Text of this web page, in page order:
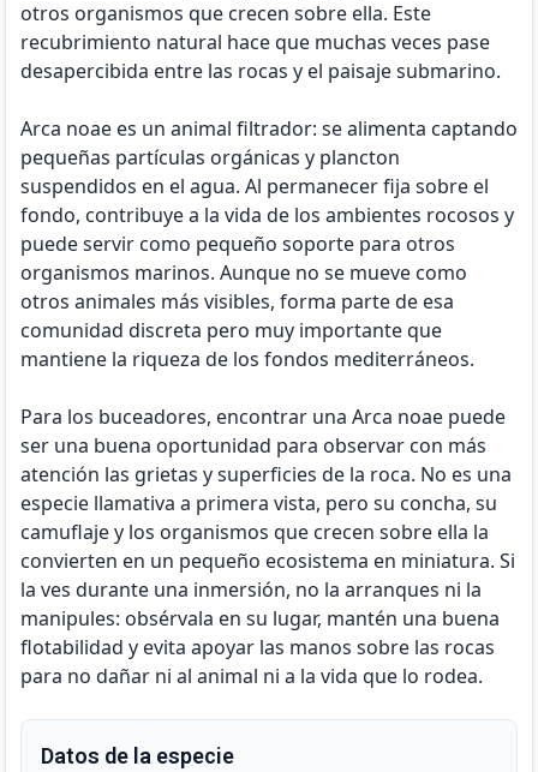
otros organismos que crecen sobre ella. Este
recubrimiento natural hace que muchas veces pase
desapercibida entre las rocas y el paisaje submarino.
Arca noae es un animal filtrador: se alimenta captando
pequeñas partículas orgánicas y plancton
suspendidos en el agua. Al permanecer fija sobre el
fondo, contribuye a la vida de los ambientes rocosos y
puede servir como pequeño soporte para otros
organismos marinos. Aunque no se mueve como
otros animales más visibles, forma parte de esa
comunidad discreta pero muy importante que
mantiene la riqueza de los fondos mediterráneos.
Para los buceadores, encontrar una Arca noae puede
ser una buena oportunidad para observar con más
atención las grietas y superficies de la roca. No es una
especie llamativa a primera vista, pero su concha, su
camuflaje y los organismos que crecen sobre ella la
convierten en un pequeño ecosistema en miniatura. Si
la ves durante una inmersión, no la arranques ni la
manipules: obsérvala en su lugar, mantén una buena
flotabilidad y evita apoyar las manos sobre las rocas
para no dañar ni al animal ni a la vida que lo rodea.
Datos de la especie